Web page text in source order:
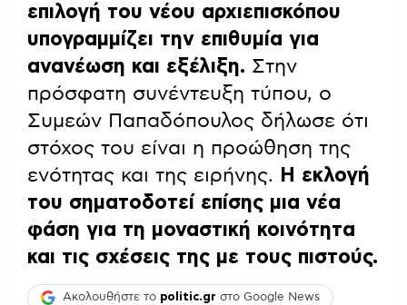
επιλογή του νέου αρχιεπισκόπου
υπογραμμίζει την επιθυμία για
ανανέωση και εξέλιξη. Στην
πρόσφατη συνέντευξη τύπου, ο
Συμεών Παπαδόπουλος δήλωσε ότι
στόχος του είναι η προώθηση της
ενότητας και της ειρήνης.
Η εκλογή
του σηματοδοτεί επίσης μια νέα
φάση για τη μοναστική κοινότητα
και τις σχέσεις της με τους πιστούς.
Ακολουθήστε το politic.gr στο Google News